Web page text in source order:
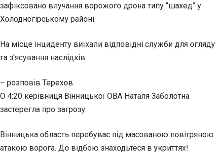
зафіксовано влучання ворожого дрона типу “шахед” у
Холодногірському районі.
На місце інциденту виїхали відповідні служби для огляду
та з’ясування наслідків
– розповів Терехов.
О 4:20 керівниця Вінницької ОВА Наталя Заболотна
застерегла про загрозу.
Вінницька область перебуває під масованою повітряною
атакою ворога. До відбою знаходьтеся в укриттях!